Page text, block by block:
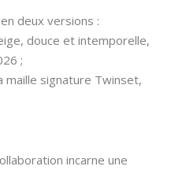
deux versions :
douce et intemporelle,
;
maille signature Twinset,
incarne une